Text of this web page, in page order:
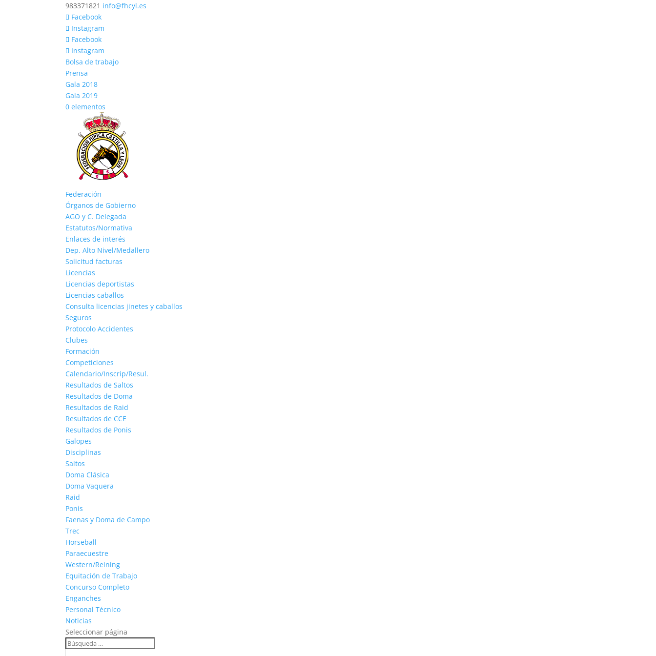
983371821 info@fhcyl.es
Facebook
Instagram
Facebook
Instagram
Bolsa de trabajo
Prensa
Gala 2018
Gala 2019
0 elementos
Federación
Órganos de Gobierno
AGO y C. Delegada
Estatutos/Normativa
Enlaces de interés
Dep. Alto Nivel/Medallero
Solicitud facturas
Licencias
Licencias deportistas
Licencias caballos
Consulta licencias jinetes y caballos
Seguros
Protocolo Accidentes
Clubes
Formación
Competiciones
Calendario/Inscrip/Resul.
Resultados de Saltos
Resultados de Doma
Resultados de Raid
Resultados de CCE
Resultados de Ponis
Galopes
Disciplinas
Saltos
Doma Clásica
Doma Vaquera
Raid
Ponis
Faenas y Doma de Campo
Trec
Horseball
Paraecuestre
Western/Reining
Equitación de Trabajo
Concurso Completo
Enganches
Personal Técnico
Noticias
Seleccionar página